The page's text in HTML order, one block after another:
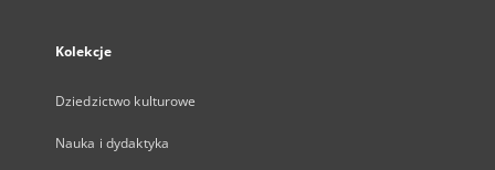
Kolekcje
Dziedzictwo kulturowe
Nauka i dydaktyka